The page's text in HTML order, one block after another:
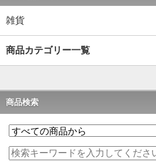
雑貨
商品カテゴリー一覧
商品検索